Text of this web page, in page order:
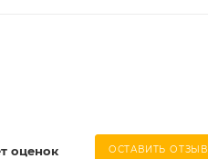
оценок ОСТАВИТЬ ОТЗЫВ